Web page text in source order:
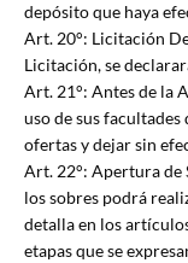
depósito que haya
Art. 20°: Licitación
Licitación, se
Art. 21°: Antes de la
uso de sus
ofertas y dejar sin
Art. 22°: Apertura de
los sobres podrá
detalla en los
etapas que se